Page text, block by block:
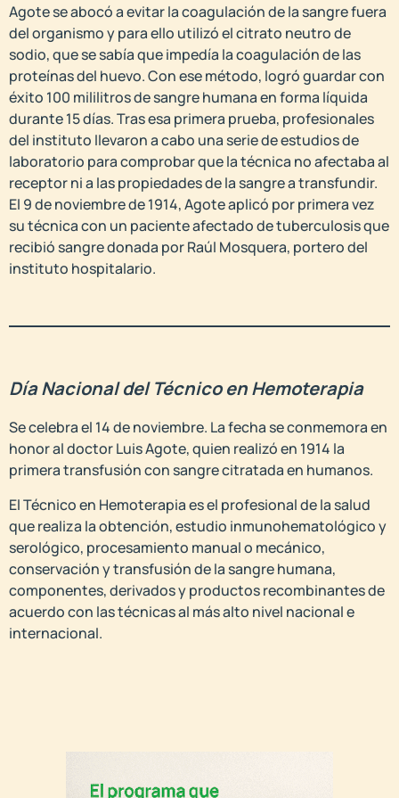
Agote se abocó a evitar la coagulación de la sangre fuera
del organismo y para ello utilizó el citrato neutro de
sodio, que se sabía que impedía la coagulación de las
proteínas del huevo. Con ese método, logró guardar con
éxito 100 mililitros de sangre humana en forma líquida
durante 15 días. Tras esa primera prueba, profesionales
del instituto llevaron a cabo una serie de estudios de
laboratorio para comprobar que la técnica no afectaba al
receptor ni a las propiedades de la sangre a transfundir.
El 9 de noviembre de 1914, Agote aplicó por primera vez
su técnica con un paciente afectado de tuberculosis que
recibió sangre donada por Raúl Mosquera, portero del
instituto hospitalario.
Día Nacional del Técnico en Hemoterapia
Se celebra el 14 de noviembre. La fecha se conmemora en
honor al doctor Luis Agote, quien realizó en 1914 la
primera transfusión con sangre citratada en humanos.
El Técnico en Hemoterapia es el profesional de la salud
que realiza la obtención, estudio inmunohematológico y
serológico, procesamiento manual o mecánico,
conservación y transfusión de la sangre humana,
componentes, derivados y productos recombinantes de
acuerdo con las técnicas al más alto nivel nacional e
internacional.